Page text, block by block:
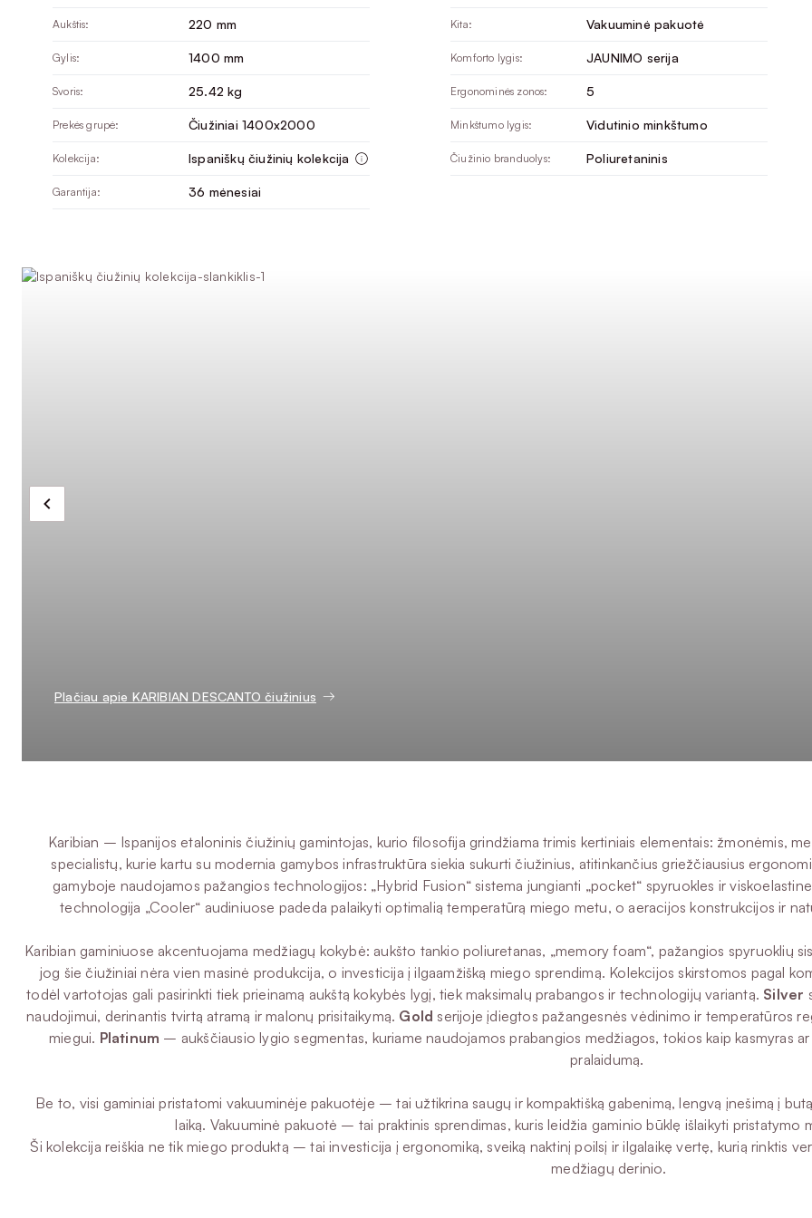
Aukštis: 220 mm
Gylis: 1400 mm
Svoris: 25.42 kg
Prekės grupė: Čiužiniai 1400x2000
Kolekcija: Ispaniškų čiužinių kolekcija
Garantija: 36 mėnesiai
Kita: Vakuuminė pakuotė
Komforto lygis: JAUNIMO serija
Ergonominės zonos: 5
Minkštumo lygis: Vidutinio minkštumo
Čiužinio branduolys: Poliuretaninis
Plačiau apie KARIBIAN DESCANTO čiužinius
Karibian – Ispanijos etaloninis čiužinių gamintojas, kurio filosofija grindžiama trimis kertiniais elementais: žmonėmis,
specialistų, kurie kartu su modernia gamybos infrastruktūra siekia sukurti čiužinius, atitinkančius griežčiausius
gamyboje naudojamos pažangios technologijos: „Hybrid Fusion“ sistema jungianti „pocket“ spyruokles ir
technologija „Cooler“ audiniuose padeda palaikyti optimalią temperatūrą miego metu, o aeracijos konstrukcijos ir
Karibian gaminiuose akcentuojama medžiagų kokybė: aukšto tankio poliuretanas, „memory foam“, pažangios spyruoklių
jog šie čiužiniai nėra vien masinė produkcija, o investicija į ilgaamžišką miego sprendimą. Kolekcijos skirstomos pagal
todėl vartotojas gali pasirinkti tiek prieinamą aukštą kokybės lygį, tiek maksimalų prabangos ir technologijų variantą. Silver
naudojimui, derinantis tvirtą atramą ir malonų prisitaikymą. Gold serijoje įdiegtos pažangesnės vėdinimo ir temperatūros
miegui. Platinum – aukščiausio lygio segmentas, kuriame naudojamos prabangios medžiagos, tokios kaip kasmyras
pralaidumą.
Be to, visi gaminiai pristatomi vakuuminėje pakuotėje – tai užtikrina saugų ir kompaktišką gabenimą, lengvą įnešimą į
laiką. Vakuuminė pakuotė – tai praktinis sprendimas, kuris leidžia gaminio būklę išlaikyti pristatymo
Ši kolekcija reiškia ne tik miego produktą – tai investicija į ergonomiką, sveiką naktinį poilsį ir ilgalaikę vertę, kurią rinktis
medžiagų derinio.